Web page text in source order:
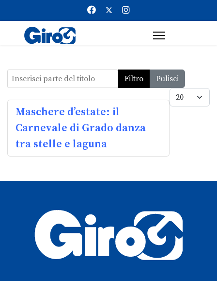
Inserisci parte del titolo Filtro Pulisci
Maschere d’estate: il
Carnevale di Grado danza
tra stelle e laguna